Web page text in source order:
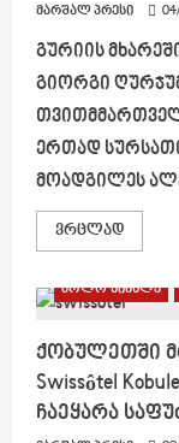
მარშალ პრესი
გურიის
გიორგი
ერთად
მოადგილეს
ვრცლადRead
more
და
ბოლო სიახლე
ქობულეთში
Swissôtel
ჩაეყარა